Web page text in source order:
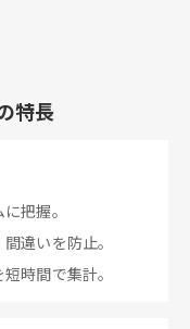
特長
把握。
違いを防止。
時間で集計。